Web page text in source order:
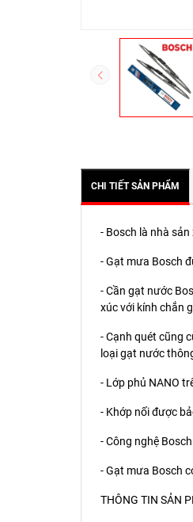
CHI TIẾT SẢN PHẨM
- Bosch là nhà
- Gạt mưa Bosch
- Cần gạt nước
xúc với kính chắn
- Cạnh quét cũng
loại gạt nước
- Lớp phủ NANO
- Khớp nối được
- Công nghệ
- Gạt mưa Bosch
THÔNG TIN SẢN